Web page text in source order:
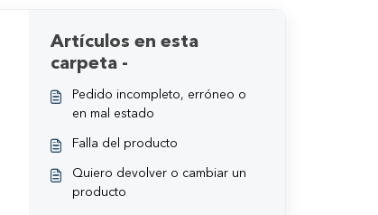
Artículos en esta
carpeta -
Pedido incompleto, erróneo o
en mal estado
Falla del producto
Quiero devolver o cambiar un
producto